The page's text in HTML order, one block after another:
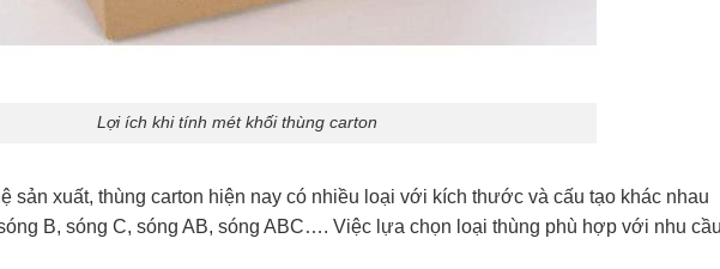
Lợi ích khi tính mét khối thùng carton
sản xuất, thùng carton hiện nay có nhiều loại với kích thước và cấu tạo khác nhau
B, sóng C, sóng AB, sóng ABC…. Việc lựa chọn loại thùng phù hợp với nhu